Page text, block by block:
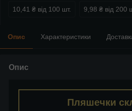
10,41 ₴ від 100 шт. 9,98 ₴ від 200
Опис Характеристики
Опис
Пляшечки